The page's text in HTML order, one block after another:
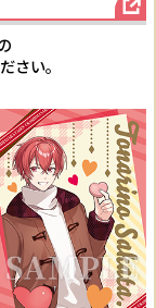
さい｡